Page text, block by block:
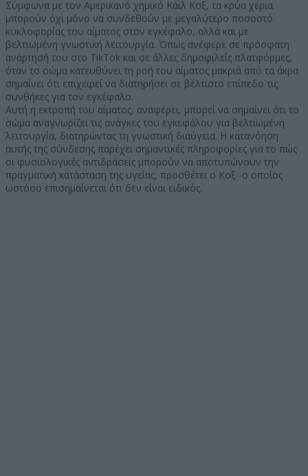
Σύμφωνα με τον Αμερικανό χημικό Κάιλ Κοξ, τα κρύα χέρια
μπορούν όχι μόνο να συνδεθούν με μεγαλύτερο ποσοστό
κυκλοφορίας του αίματος στον εγκέφαλο, αλλά και με
βελτιωμένη γνωστική λειτουργία. Όπως ανέφερε σε πρόσφατη
ανάρτησή του στο TikTok και σε άλλες δημοφιλείς πλατφόρμες,
όταν το σώμα κατευθύνει τη ροή του αίματος μακριά από τα άκρα
σημαίνει ότι επιχειρεί να διατηρήσει σε βέλτιστο επίπεδο τις
συνθήκες για τον εγκέφαλο.
Αυτή η εκτροπή του αίματος, αναφέρει, μπορεί να σημαίνει ότι το
σώμα αναγνωρίζει τις ανάγκες του εγκεφάλου για βελτιωμένη
λειτουργία, διατηρώντας τη γνωστική διαύγεια. Η κατανόηση
αυτής της σύνδεσης παρέχει σημαντικές πληροφορίες για το πώς
οι φυσιολογικές αντιδράσεις μπορούν να αποτυπώνουν την
πραγματική κατάσταση της υγείας, προσθέτει ο Κοξ -ο οποίος
ωστόσο επισημαίνεται ότι δεν είναι ειδικός.